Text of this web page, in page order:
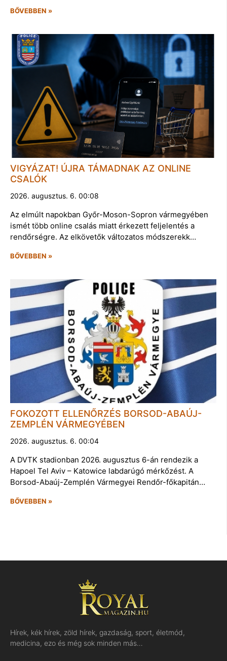
BŐVEBBEN »
VIGYÁZAT! ÚJRA TÁMADNAK AZ ONLINE
CSALÓK
2026. augusztus. 6. 00:08
Az elmúlt napokban Győr-Moson-Sopron vármegyében
ismét több online csalás miatt érkezett feljelentés a
rendőrségre. Az elkövetők változatos módszerekk…
BŐVEBBEN »
FOKOZOTT ELLENŐRZÉS BORSOD-ABAÚJ-
ZEMPLÉN VÁRMEGYÉBEN
2026. augusztus. 6. 00:04
A DVTK stadionban 2026. augusztus 6-án rendezik a
Hapoel Tel Aviv – Katowice labdarúgó mérkőzést. A
Borsod-Abaúj-Zemplén Vármegyei Rendőr-főkapitán…
BŐVEBBEN »
Hírek, kék hírek, zöld hírek, gazdaság, sport, életmód,
medicina, ezo és még sok minden más…